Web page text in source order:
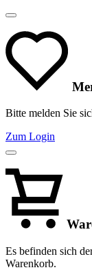
Bitte melden Sie
Zum Login
Es befinden sich
Warenkorb.